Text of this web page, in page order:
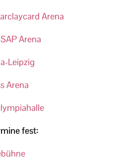
Arena
Arena
Leipzig
Arena
fest: